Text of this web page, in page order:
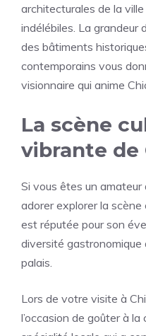
architecturales de la
indélébiles. La grandeur
des bâtiments
contemporains vous
visionnaire qui anime
La scène
vibrante de
Si vous êtes un amateur
adorer explorer la scène
est réputée pour son
diversité gastronomique
palais.
Lors de votre visite à
l’occasion de goûter à